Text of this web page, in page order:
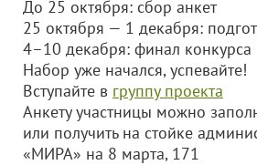
До 25 октября: сбор анкет
25 октября — 1 декабря:
4–10 декабря: финал конкурса
Набор уже начался, успевайте!
Вступайте в группу проекта
Анкету участницы можно
или получить на стойке
«МИРА» на 8 марта, 171